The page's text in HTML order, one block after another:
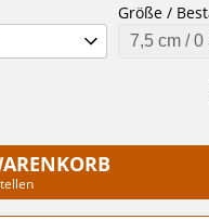
Größe /
7,5 cm / 0